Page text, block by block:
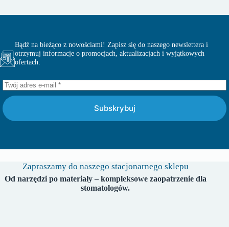
Bądź na bieżąco z nowościami! Zapisz się do naszego newslettera i
otrzymuj informacje o promocjach, aktualizacjach i wyjątkowych
ofertach.
Subskrybuj
Zapraszamy do naszego stacjonarnego sklepu
Od narzędzi po materiały – kompleksowe zaopatrzenie dla
stomatologów.